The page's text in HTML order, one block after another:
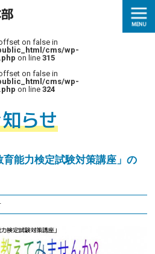
on false in
cms/wp-
on line 315
on false in
cms/wp-
on line 324
能力検定試験対策講座」の